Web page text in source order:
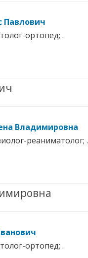
Павлович
ортопед; .
Владимировна
реаниматолог; .
ортопед; .